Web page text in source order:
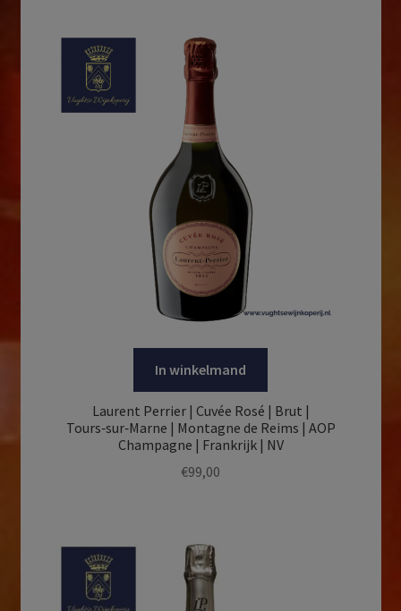
In winkelmand
Laurent Perrier | Cuvée Rosé | Brut |
Tours‑sur‑Marne | Montagne de Reims | AOP
Champagne | Frankrijk | NV
€99,00